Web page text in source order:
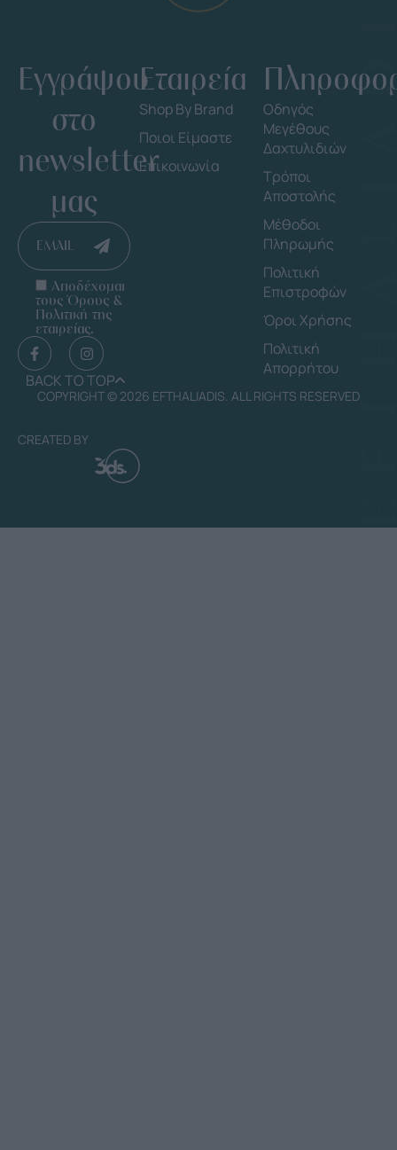
Εγγράψου
στο
newsletter
μας
EMAIL
Αποδέχομαι
τους Όρους &
Πολιτική της
εταιρείας.
BACK TO TOP
Εταιρεία
Shop By Brand
Ποιοι Είμαστε
Επικοινωνία
Οδηγός
Μεγέθους
Δαχτυλιδιών
Τρόποι
Αποστολής
Μέθοδοι
Πληρωμής
Πολιτική
Επιστροφών
Όροι Χρήσης
Πολιτική
Απορρήτου
COPYRIGHT © 2026 EFTHALIADIS. ALL RIGHTS RESERVED
CREATED BY